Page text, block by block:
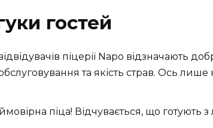
гостей
піцерії Napo відзначають
та якість страв. Ось лише
піца! Відчувається, що готують з